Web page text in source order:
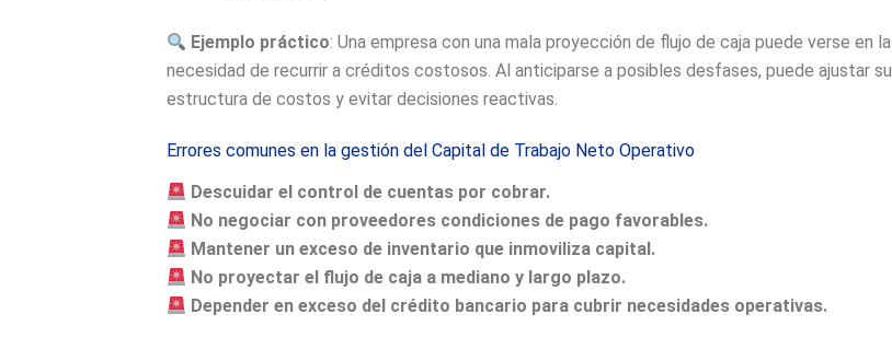
Ejemplo práctico: Una empresa con una mala proyección de flujo de caja puede verse en la
necesidad de recurrir a créditos costosos. Al anticiparse a posibles desfases, puede ajustar su
estructura de costos y evitar decisiones reactivas.
Errores comunes en la gestión del Capital de Trabajo Neto Operativo
Descuidar el control de cuentas por cobrar.
No negociar con proveedores condiciones de pago favorables.
Mantener un exceso de inventario que inmoviliza capital.
No proyectar el flujo de caja a mediano y largo plazo.
Depender en exceso del crédito bancario para cubrir necesidades operativas.